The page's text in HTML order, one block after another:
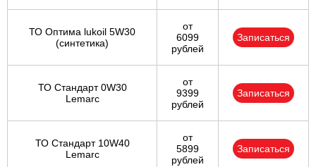
ТО Оптима lukoil 5W30
(синтетика)
от
6099
рублей
Записаться
ТО Стандарт 0W30
Lemarc
от
9399
рублей
Записаться
ТО Стандарт 10W40
Lemarc
от
5899
рублей
Записаться